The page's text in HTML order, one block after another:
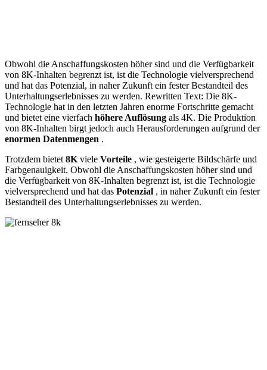
Obwohl die Anschaffungskosten höher sind und die Verfügbarkeit
von 8K-Inhalten begrenzt ist, ist die Technologie vielversprechend
und hat das Potenzial, in naher Zukunft ein fester Bestandteil des
Unterhaltungserlebnisses zu werden. Rewritten Text: Die 8K-
Technologie hat in den letzten Jahren enorme Fortschritte gemacht
und bietet eine vierfach höhere Auflösung als 4K. Die Produktion
von 8K-Inhalten birgt jedoch auch Herausforderungen aufgrund der
enormen Datenmengen .
Trotzdem bietet 8K viele Vorteile , wie gesteigerte Bildschärfe und
Farbgenauigkeit. Obwohl die Anschaffungskosten höher sind und
die Verfügbarkeit von 8K-Inhalten begrenzt ist, ist die Technologie
vielversprechend und hat das Potenzial , in naher Zukunft ein fester
Bestandteil des Unterhaltungserlebnisses zu werden.